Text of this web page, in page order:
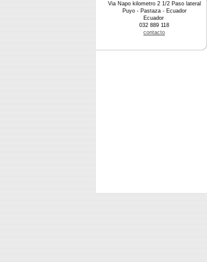
Via Napo kilometro 2 1/2 Paso lateral
Puyo - Pastaza - Ecuador
Ecuador
032 889 118
contacto